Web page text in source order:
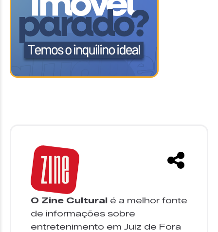
O Zine Cultural é a melhor fonte
de informações sobre
entretenimento em Juiz de Fora